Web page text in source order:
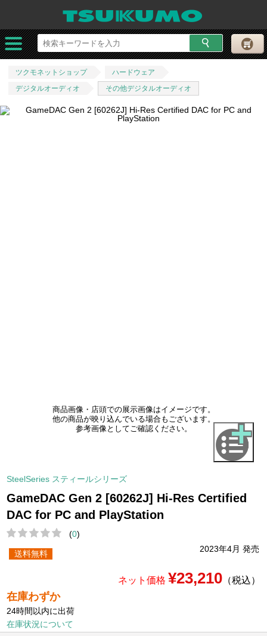
ツクモネットショップ
ハードウェア
デジタルオーディオ
その他デジタルオーディオ
商品画像・店頭での展示画像はイメージです。
他の商品が映り込んでいる場合もございます。
参考画像としてご確認ください。
SteelSeries スティールシリーズ
GameDAC Gen 2 [60262J] Hi-Res Certified
DAC for PC and PlayStation
(0)
2023年4月 発売
送料無料
ネット価格 ¥23,210（税込）
在庫わずか
24時間以内に出荷
在庫状況について